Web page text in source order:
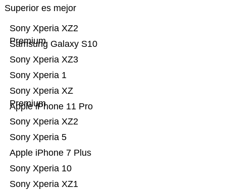
Superior es mejor
Sony Xperia XZ1
Sony Xperia 10
Apple iPhone 7 Plus
Sony Xperia 5
Sony Xperia XZ2
Apple iPhone 11 Pro
Sony Xperia XZ
Premium
Sony Xperia 1
Sony Xperia XZ3
Samsung Galaxy S10
Sony Xperia XZ2
Premium